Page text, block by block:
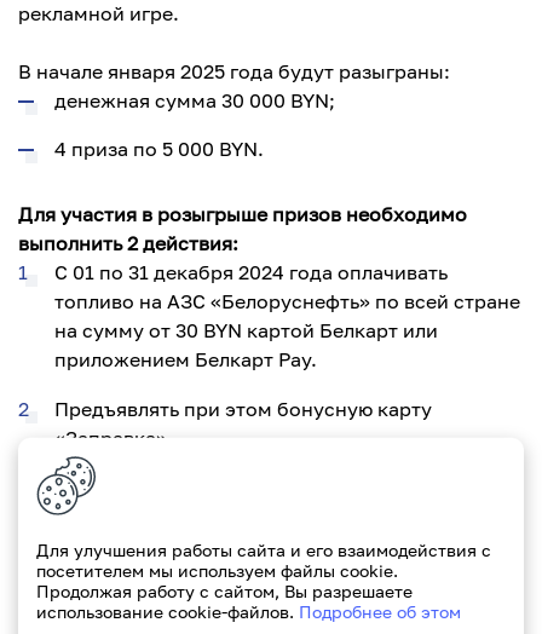
рекламной игре.
В начале января 2025 года будут разыграны:
денежная сумма 30 000 BYN;
4 приза по 5 000 BYN.
Для участия в розыгрыше призов необходимо
выполнить 2 действия:
С 01 по 31 декабря 2024 года оплачивать
топливо на АЗС «Белоруснефть» по всей стране
на сумму от 30 BYN картой Белкарт или
приложением Белкарт Pay.
Предъявлять при этом бонусную карту
«Заправка».
Присоединяйтесь к рекламной игре! Подробная
Рекламные игры».
Нет карты платежной системы "Белкарт"?
Для улучшения работы сайта и его взаимодействия с
посетителем мы используем файлы cookie.
Продолжая работу с сайтом, Вы разрешаете
использование cookie-файлов. Подробнее об этом